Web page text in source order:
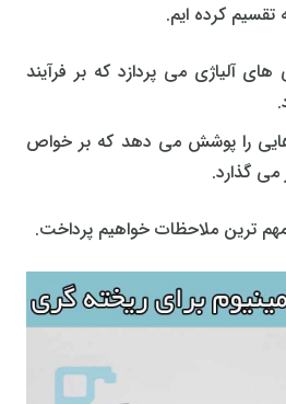
تقسیم کرده ایم.
آلیاژی می پردازد که بر فرآیند
را پوشش می دهد که بر خواص
گذارد.
مهم ترین ملاحظات خواهیم پرداخت.